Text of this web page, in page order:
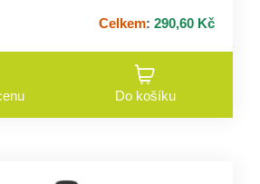
a účinnější hloubkové čištění.
Celkem: 290,60 Kč
Do košíku